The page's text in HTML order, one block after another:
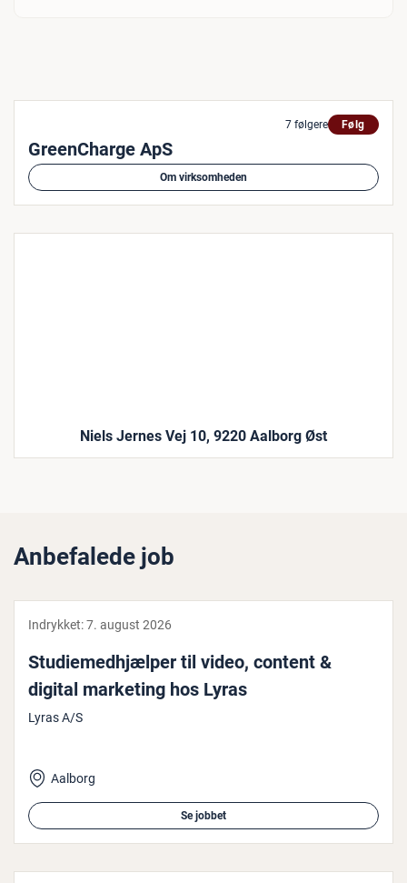
7 følgere Følg
GreenCharge ApS
Om virksomheden
Niels Jernes Vej 10, 9220 Aalborg Øst
Anbefalede job
Indrykket:7. august 2026
Stu­di­e­med­hjæl­per til video, content &
digital marketing hos Lyras
Lyras A/S
Aalborg
Se jobbet